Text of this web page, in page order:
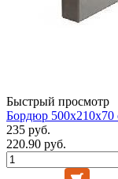
Быстрый просмотр
Бордюр
235 руб.
220.90 руб.